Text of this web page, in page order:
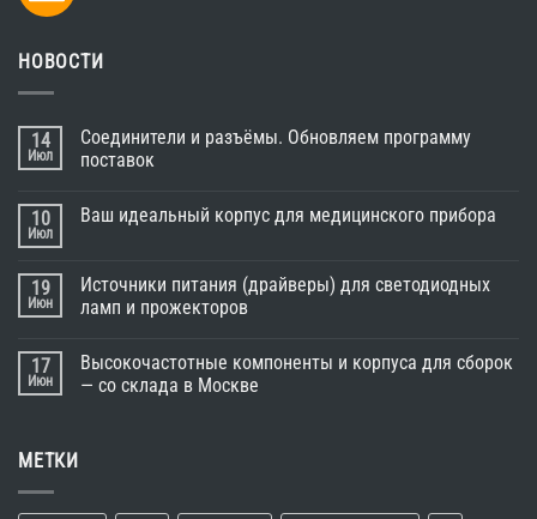
НОВОСТИ
14
Июл
Соединители и разъёмы. Обновляем программу
поставок
10
Июл
Ваш идеальный корпус для медицинского прибора
19
Июн
Источники питания (драйверы) для светодиодных
ламп и прожекторов
17
Июн
Высокочастотные компоненты и корпуса для сборок
— со склада в Москве
МЕТКИ